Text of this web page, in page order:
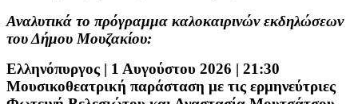
Αναλυτικά το πρόγραμμα καλοκαιρινών εκδηλώσεων
του Δήμου Μουζακίου:
Ελληνόπυργος | 1 Αυγούστου 2026 | 21:30
Μουσικοθεατρική παράσταση με τις ερμηνεύτριες